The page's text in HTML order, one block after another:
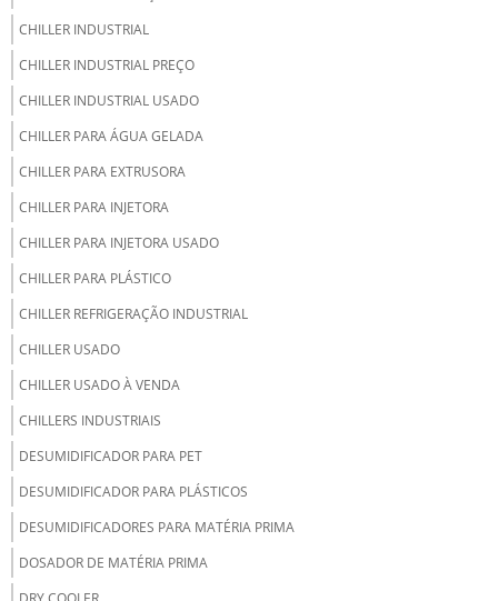
CHILLER INDUSTRIAL
CHILLER INDUSTRIAL PREÇO
CHILLER INDUSTRIAL USADO
CHILLER PARA ÁGUA GELADA
CHILLER PARA EXTRUSORA
CHILLER PARA INJETORA
CHILLER PARA INJETORA USADO
CHILLER PARA PLÁSTICO
CHILLER REFRIGERAÇÃO INDUSTRIAL
CHILLER USADO
CHILLER USADO À VENDA
CHILLERS INDUSTRIAIS
DESUMIDIFICADOR PARA PET
DESUMIDIFICADOR PARA PLÁSTICOS
DESUMIDIFICADORES PARA MATÉRIA PRIMA
DOSADOR DE MATÉRIA PRIMA